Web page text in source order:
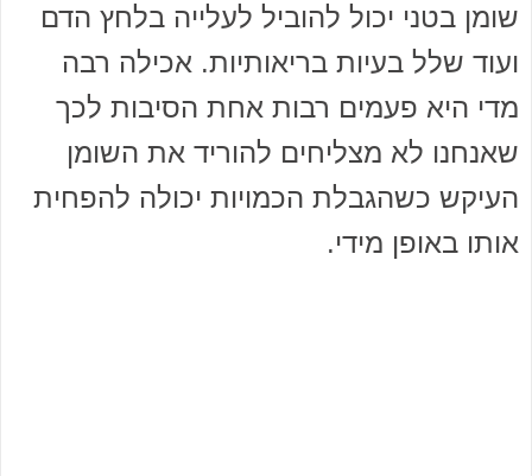
שומן בטני יכול להוביל לעלייה בלחץ הדם
ועוד שלל בעיות בריאותיות. אכילה רבה
מדי היא פעמים רבות אחת הסיבות לכך
שאנחנו לא מצליחים להוריד את השומן
העיקש כשהגבלת הכמויות יכולה להפחית
אותו באופן מידי.